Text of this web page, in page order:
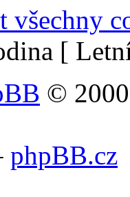
všechny
[
©
phpBB.cz